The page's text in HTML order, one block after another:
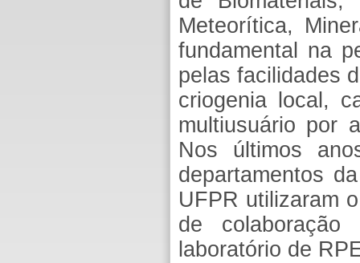
Meteorítica,
fundamental na
pelas facilidades
criogenia local,
multiusuário por
Nos últimos
departamentos
UFPR utilizaram
de
laboratório de